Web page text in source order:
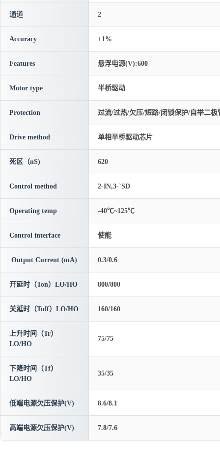
通道 2
Accuracy ±1%
Features 悬浮电源(V):600
Motor type 半桥驱动
Protection 过流/过热/欠压/短路/闭锁保护/自举二极
Drive method 单相半桥驱动芯片
死区（nS) 620
Control method 2-IN,3-`SD
Operating temp -40℃~125℃
Control interface 使能
Output Current (mA) 0.3/0.6
开延时（Ton）LO/HO 800/800
关延时（Toff）LO/HO 160/160
上升时间（Tr）
LO/HO
75/75
下降时间（Tf）
LO/HO
35/35
低端电源欠压保护(V) 8.6/8.1
高端电源欠压保护(V) 7.8/7.6